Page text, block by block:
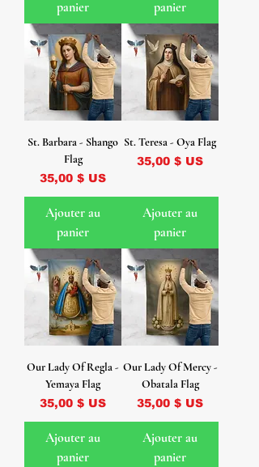
panier
panier
St. Barbara - Shango
Flag
Prix
35,00 $ US
Ajouter au
panier
St. Teresa - Oya Flag
Prix
35,00 $ US
Ajouter au
panier
Our Lady Of Regla -
Yemaya Flag
Prix
35,00 $ US
Ajouter au
panier
Our Lady Of Mercy -
Obatala Flag
Prix
35,00 $ US
Ajouter au
panier